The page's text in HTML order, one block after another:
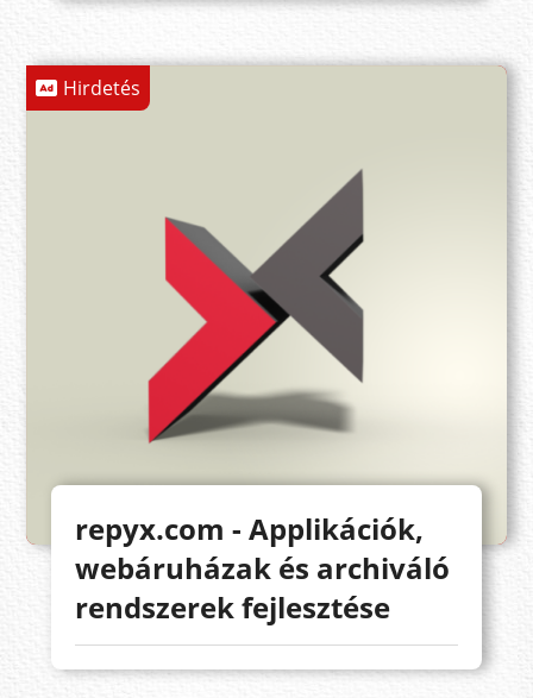
Hirdetés
repyx.com - Applikációk,
webáruházak és archiváló
rendszerek fejlesztése